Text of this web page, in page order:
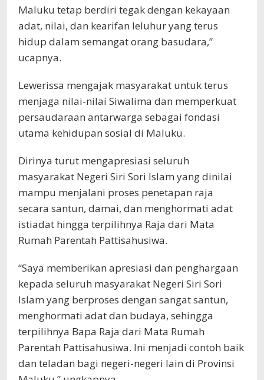
Maluku tetap berdiri tegak dengan kekayaan
adat, nilai, dan kearifan leluhur yang terus
hidup dalam semangat orang basudara,”
ucapnya.
Lewerissa mengajak masyarakat untuk terus
menjaga nilai-nilai Siwalima dan memperkuat
persaudaraan antarwarga sebagai fondasi
utama kehidupan sosial di Maluku.
Dirinya turut mengapresiasi seluruh
masyarakat Negeri Siri Sori Islam yang dinilai
mampu menjalani proses penetapan raja
secara santun, damai, dan menghormati adat
istiadat hingga terpilihnya Raja dari Mata
Rumah Parentah Pattisahusiwa.
“Saya memberikan apresiasi dan penghargaan
kepada seluruh masyarakat Negeri Siri Sori
Islam yang berproses dengan sangat santun,
menghormati adat dan budaya, sehingga
terpilihnya Bapa Raja dari Mata Rumah
Parentah Pattisahusiwa. Ini menjadi contoh baik
dan teladan bagi negeri-negeri lain di Provinsi